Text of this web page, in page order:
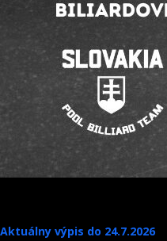
Aktuálny výpis do 24.7.2026